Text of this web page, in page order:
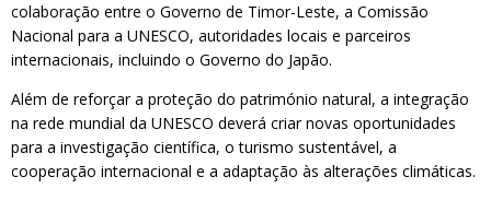
colaboração entre o Governo de Timor-Leste, a Comissão
Nacional para a UNESCO, autoridades locais e parceiros
internacionais, incluindo o Governo do Japão.
Além de reforçar a proteção do património natural, a integração
na rede mundial da UNESCO deverá criar novas oportunidades
para a investigação científica, o turismo sustentável, a
cooperação internacional e a adaptação às alterações climáticas.